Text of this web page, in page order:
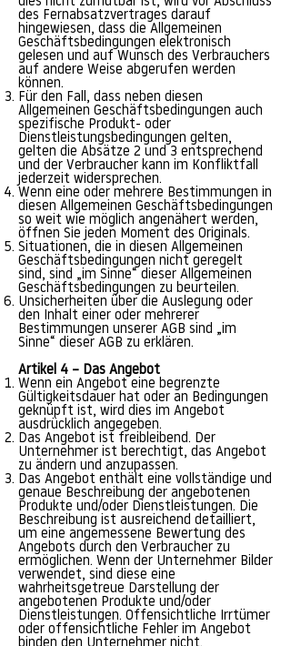
des Fernabsatzvertrages darauf
hingewiesen, dass die Allgemeinen
Geschäftsbedingungen elektronisch
gelesen und auf Wunsch des Verbrauchers
auf andere Weise abgerufen werden
können.
Für den Fall, dass neben diesen
Allgemeinen Geschäftsbedingungen auch
spezifische Produkt- oder
Dienstleistungsbedingungen gelten,
gelten die Absätze 2 und 3 entsprechend
und der Verbraucher kann im Konfliktfall
jederzeit widersprechen.
Wenn eine oder mehrere Bestimmungen in
diesen Allgemeinen Geschäftsbedingungen
so weit wie möglich angenähert werden,
öffnen Sie jeden Moment des Originals.
Situationen, die in diesen Allgemeinen
Geschäftsbedingungen nicht geregelt
sind, sind „im Sinne“ dieser Allgemeinen
Geschäftsbedingungen zu beurteilen.
Unsicherheiten über die Auslegung oder
den Inhalt einer oder mehrerer
Bestimmungen unserer AGB sind „im
Sinne“ dieser AGB zu erklären.
Artikel 4 – Das Angebot
Wenn ein Angebot eine begrenzte
Gültigkeitsdauer hat oder an Bedingungen
geknüpft ist, wird dies im Angebot
ausdrücklich angegeben.
Das Angebot ist freibleibend. Der
Unternehmer ist berechtigt, das Angebot
zu ändern und anzupassen.
Das Angebot enthält eine vollständige und
genaue Beschreibung der angebotenen
Produkte und/oder Dienstleistungen. Die
Beschreibung ist ausreichend detailliert,
um eine angemessene Bewertung des
Angebots durch den Verbraucher zu
ermöglichen. Wenn der Unternehmer Bilder
verwendet, sind diese eine
wahrheitsgetreue Darstellung der
angebotenen Produkte und/oder
Dienstleistungen. Offensichtliche Irrtümer
oder offensichtliche Fehler im Angebot